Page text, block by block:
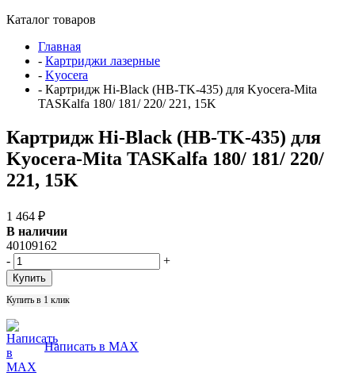
Каталог товаров
Главная
- Картриджи лазерные
- Kyocera
- Картридж Hi-Black (HB-TK-435) для Kyocera-Mita
TASKalfa 180/ 181/ 220/ 221, 15K
Картридж Hi-Black (HB-TK-435) для
Kyocera-Mita TASKalfa 180/ 181/ 220/
221, 15K
1 464 ₽
В наличии
40109162
-
+
Купить в 1 клик
Написать в MAX